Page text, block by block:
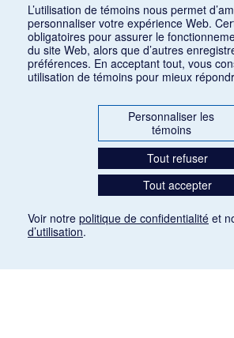
L’utilisation de témoins nous permet
personnaliser votre expérience Web.
obligatoires pour assurer le
du site Web, alors que d’autres
préférences. En acceptant tout, vous
utilisation de témoins pour mieux
Personnaliser les
témoins
Tout refuser
Tout accepter
Voir notre politique de confidentialité et
d’utilisation.